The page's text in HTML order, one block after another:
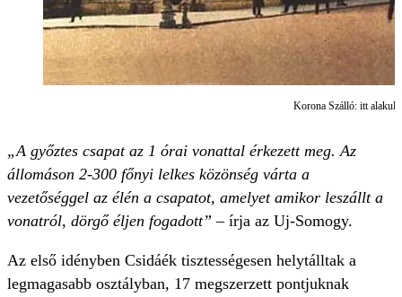
Korona Szálló: itt alakult
„A győztes csapat az 1 órai vonattal érkezett meg. Az
állomáson 2-300 főnyi lelkes közönség várta a
vezetőséggel az élén a csapatot, amelyet amikor leszállt a
vonatról, dörgő éljen fogadott”– írja az Uj-Somogy.
Az első idényben Csidáék tisztességesen helytálltak a
legmagasabb osztályban, 17 megszerzett pontjuknak